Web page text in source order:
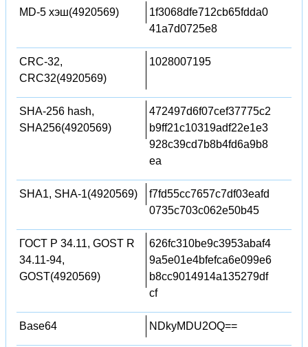
MD-5 хэш(4920569)
1f3068dfe712cb65fdda0
41a7d0725e8
CRC-32,
CRC32(4920569)
1028007195
SHA-256 hash,
SHA256(4920569)
472497d6f07cef37775c2
b9ff21c10319adf22e1e3
928c39cd7b8b4fd6a9b8
ea
SHA1, SHA-1(4920569)
f7fd55cc7657c7df03eafd
0735c703c062e50b45
ГОСТ Р 34.11, GOST R
34.11-94,
GOST(4920569)
626fc310be9c3953abaf4
9a5e01e4bfefca6e099e6
b8cc9014914a135279df
cf
Base64 NDkyMDU2OQ==